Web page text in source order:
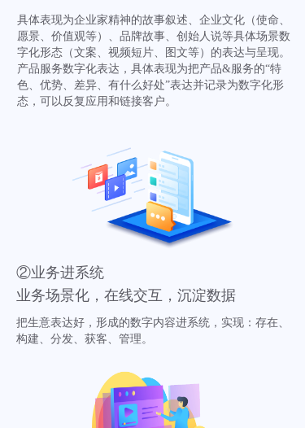
具体表现为企业家精神的故事叙述、企业文化（使命、
愿景、价值观等）、品牌故事、创始人说等具体场景数
字化形态（文案、视频短片、图文等）的表达与呈现。
产品服务数字化表达，具体表现为把产品&服务的“特
色、优势、差异、有什么好处”表达并记录为数字化形
态，可以反复应用和链接客户。
②业务进系统
业务场景化，在线交互，沉淀数据
把生意表达好，形成的数字内容进系统，实现：存在、
构建、分发、获客、管理。